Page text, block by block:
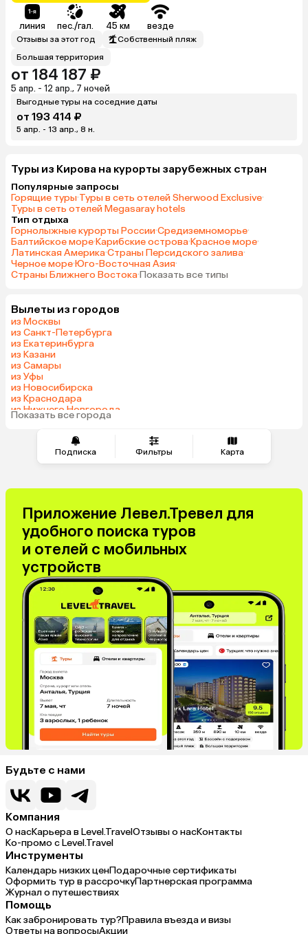
Подписка Фильтры Карта
линия пес./гал. 45 км везде
Отзывы за этот год
Собственный пляж
Большая территория
от 184 187 ₽
5 апр. - 12 апр., 7 ночей
Выгодные туры на соседние даты
от 193 414 ₽
5 апр. - 13 апр., 8 н.
Туры из Кирова на курорты зарубежных стран
Популярные запросы
Горящие туры·Туры в сеть отелей Sherwood Exclusive·
Туры в сеть отелей Megasaray hotels
Тип отдыха
Горнолыжные курорты России·Средиземноморье·
Балтийское море·Карибские острова·Красное море·
Латинская Америка·Страны Персидского залива·
Черное море·Юго-Восточная Азия·
Страны Ближнего Востока·Показать все типы
Вылеты из городов
из Москвы
из Санкт-Петербурга
из Екатеринбурга
из Казани
из Самары
из Уфы
из Новосибирска
из Краснодара
из Нижнего Новгорода
из Перми
Показать все города
Приложение Левел.Тревел для
удобного поиска туров
и отелей с мобильных
устройств
Будьте с нами
Компания
О насКарьера в Level.TravelОтзывы о насКонтакты
Ко-промо с Level.Travel
Инструменты
Календарь низких ценПодарочные сертификаты
Оформить тур в рассрочкуПартнерская программа
Журнал о путешествиях
Помощь
Как забронировать тур?Правила въезда и визы
Ответы на вопросыАкции